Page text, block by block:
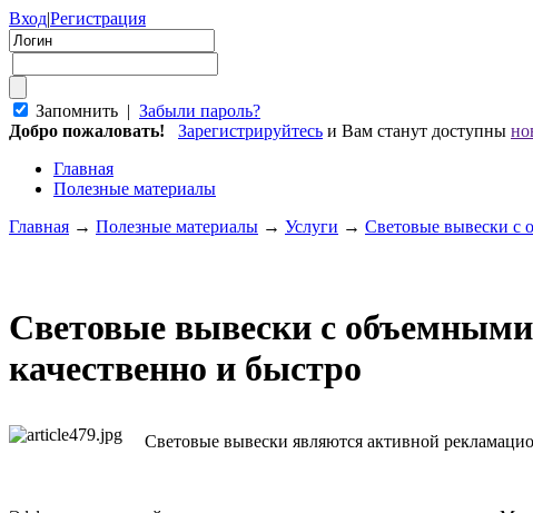
Вход|Регистрация
Запомнить | Забыли пароль?
Добро пожаловать!
Зарегистрируйтесь и Вам станут доступны
Главная
Полезные материалы
Главная → Полезные материалы → Услуги → Световые вывески с
Световые вывески с
качественно и быстро
Световые вывески являются активной